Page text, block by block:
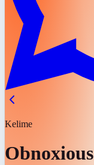
Kelime
Obnoxious